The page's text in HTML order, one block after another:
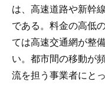
は、高速道路や新幹
である。料金の高低
ては高速交通網が整
い。都市間の移動が
流を担う事業者にと